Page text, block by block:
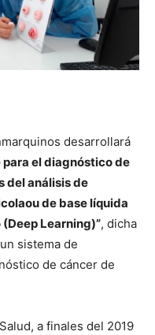
desarrollará
el diagnóstico de
del análisis de
de base líquida
Learning)”, dicha
sistema de
de cáncer de
a finales del 2019